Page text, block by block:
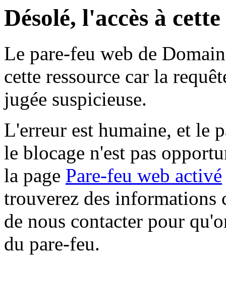
Désolé, l'accès à
Le pare-feu web de
cette ressource car la
jugée suspicieuse.
L'erreur est humaine, et le
le blocage n'est pas
la page Pare-feu web activé
trouverez des informations
de nous contacter pour
du pare-feu.